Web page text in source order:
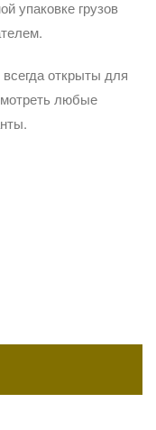
упаковке грузов
открыты для
любые